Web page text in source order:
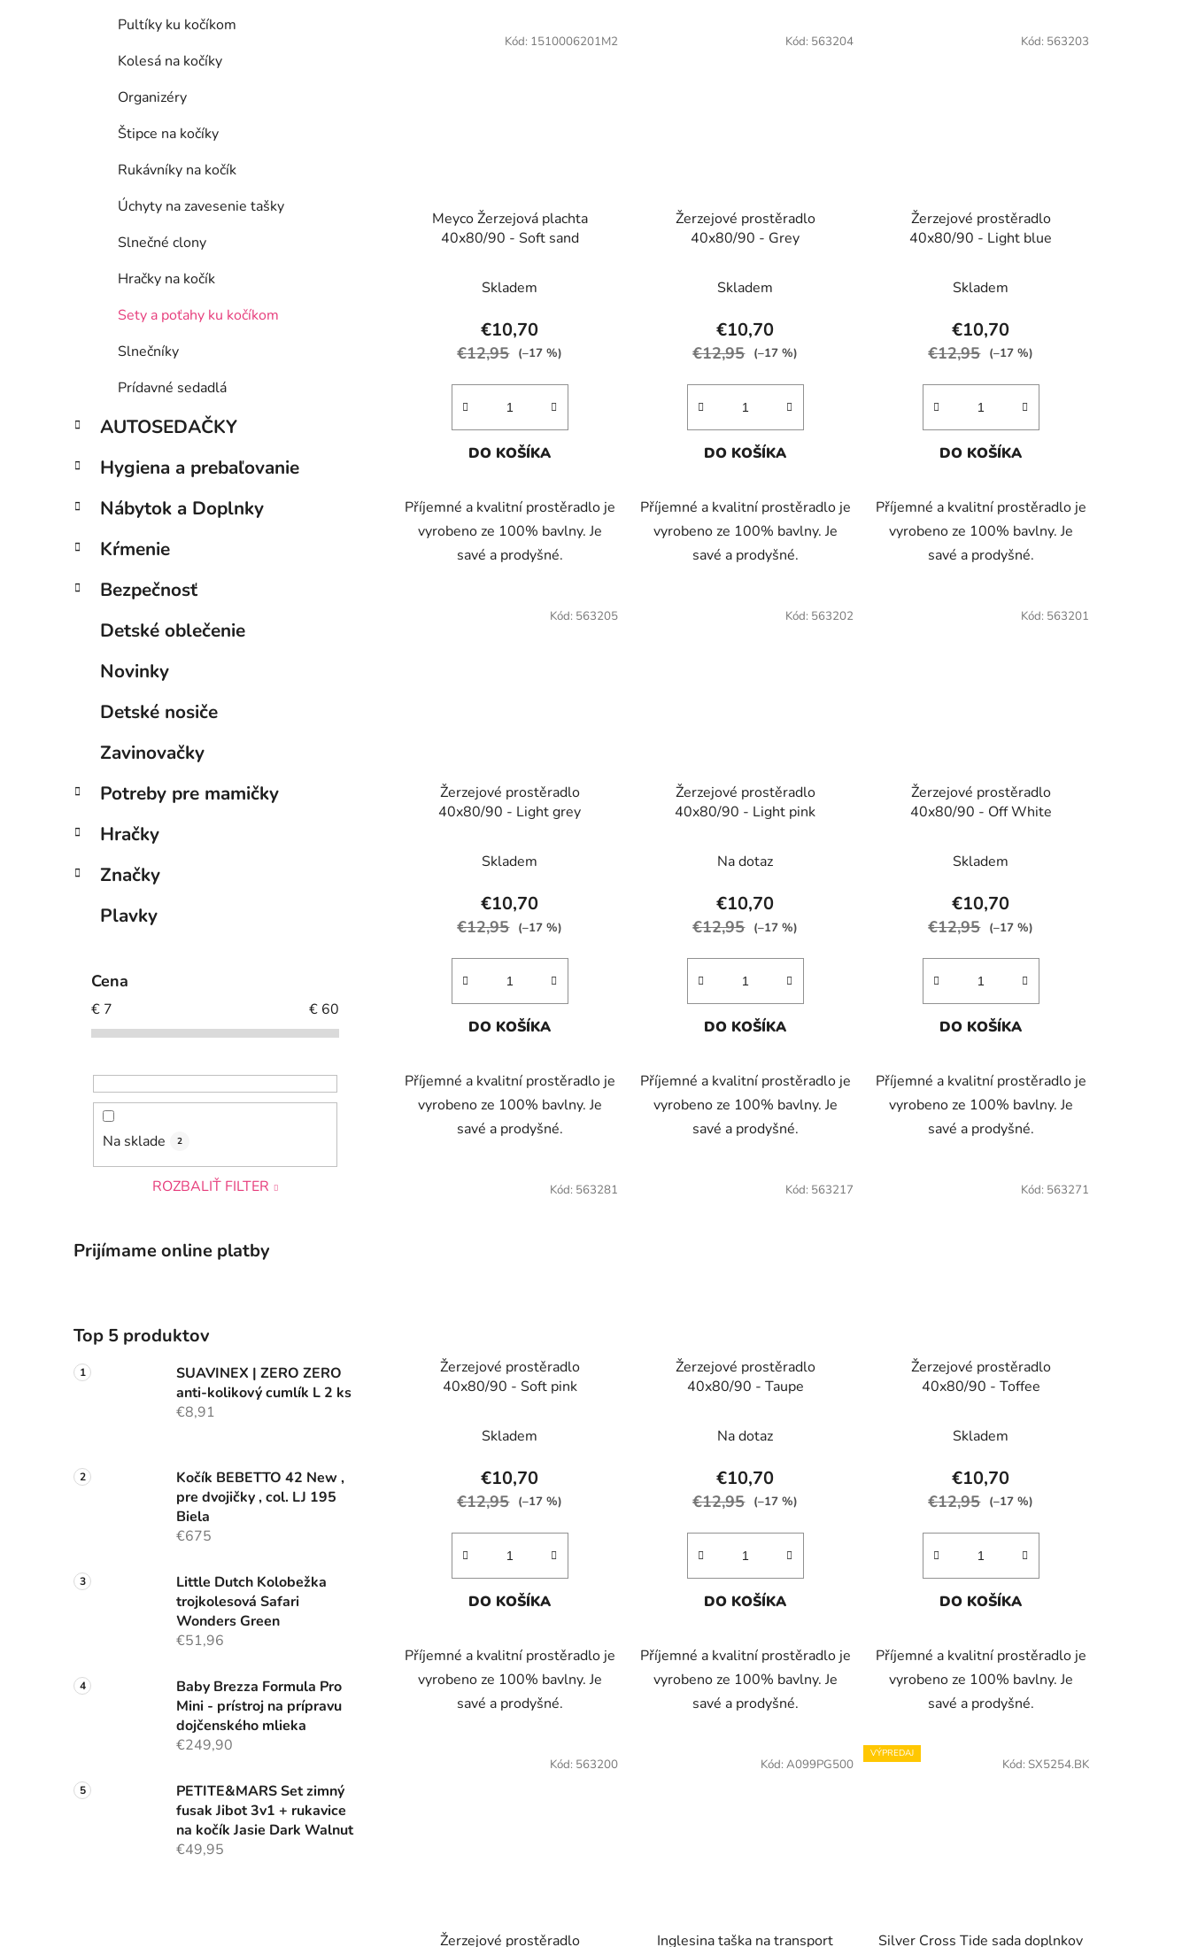
Pultíky ku kočíkom
Kolesá na kočíky
Organizéry
Štipce na kočíky
Rukávníky na kočík
Úchyty na zavesenie tašky
Slnečné clony
Hračky na kočík
Sety a poťahy ku kočíkom
Slnečníky
Prídavné sedadlá
AUTOSEDAČKY
Hygiena a prebaľovanie
Nábytok a Doplnky
Kŕmenie
Bezpečnosť
Detské oblečenie
Novinky
Detské nosiče
Zavinovačky
Potreby pre mamičky
Hračky
Značky
Plavky
Cena
€ 7 € 60
Na sklade 2
ROZBALIŤ FILTER
Prijímame online platby
Top 5 produktov
SUAVINEX | ZERO ZERO
anti-kolikový cumlík L 2 ks
€8,91
Kočík BEBETTO 42 New ,
pre dvojičky , col. LJ 195
Biela
€675
Little Dutch Kolobežka
trojkolesová Safari
Wonders Green
€51,96
Baby Brezza Formula Pro
Mini - prístroj na prípravu
dojčenského mlieka
€249,90
PETITE&MARS Set zimný
fusak Jibot 3v1 + rukavice
na kočík Jasie Dark Walnut
€49,95
Meyco Žerzejová plachta
40x80/90 - Soft sand
Skladem
€10,70
€12,95 (–17 %)
DO KOŠÍKA
Příjemné a kvalitní prostěradlo je
vyrobeno ze 100% bavlny. Je
savé a prodyšné.
Kód: 1510006201M2
Žerzejové prostěradlo
40x80/90 - Grey
Skladem
€10,70
€12,95 (–17 %)
DO KOŠÍKA
Příjemné a kvalitní prostěradlo je
vyrobeno ze 100% bavlny. Je
savé a prodyšné.
Kód: 563204
Žerzejové prostěradlo
40x80/90 - Light blue
Skladem
€10,70
€12,95 (–17 %)
DO KOŠÍKA
Příjemné a kvalitní prostěradlo je
vyrobeno ze 100% bavlny. Je
savé a prodyšné.
Kód: 563203
Žerzejové prostěradlo
40x80/90 - Light grey
Skladem
€10,70
€12,95 (–17 %)
DO KOŠÍKA
Příjemné a kvalitní prostěradlo je
vyrobeno ze 100% bavlny. Je
savé a prodyšné.
Kód: 563205
Žerzejové prostěradlo
40x80/90 - Light pink
Na dotaz
€10,70
€12,95 (–17 %)
DO KOŠÍKA
Příjemné a kvalitní prostěradlo je
vyrobeno ze 100% bavlny. Je
savé a prodyšné.
Kód: 563202
Žerzejové prostěradlo
40x80/90 - Off White
Skladem
€10,70
€12,95 (–17 %)
DO KOŠÍKA
Příjemné a kvalitní prostěradlo je
vyrobeno ze 100% bavlny. Je
savé a prodyšné.
Kód: 563201
Žerzejové prostěradlo
40x80/90 - Soft pink
Skladem
€10,70
€12,95 (–17 %)
DO KOŠÍKA
Příjemné a kvalitní prostěradlo je
vyrobeno ze 100% bavlny. Je
savé a prodyšné.
Kód: 563281
Žerzejové prostěradlo
40x80/90 - Taupe
Na dotaz
€10,70
€12,95 (–17 %)
DO KOŠÍKA
Příjemné a kvalitní prostěradlo je
vyrobeno ze 100% bavlny. Je
savé a prodyšné.
Kód: 563217
Žerzejové prostěradlo
40x80/90 - Toffee
Skladem
€10,70
€12,95 (–17 %)
DO KOŠÍKA
Příjemné a kvalitní prostěradlo je
vyrobeno ze 100% bavlny. Je
savé a prodyšné.
Kód: 563271
Žerzejové prostěradlo
Kód: 563200
Inglesina taška na transport
Kód: A099PG500
VÝPREDAJ
Silver Cross Tide sada doplnkov
Kód: SX5254.BK